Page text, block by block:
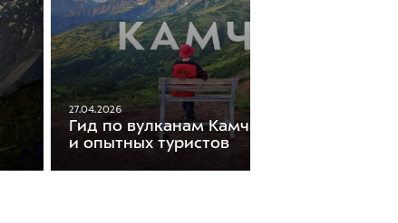
27.04.2026
Гид по вулканам Камчатки: для новичков
и опытных туристов